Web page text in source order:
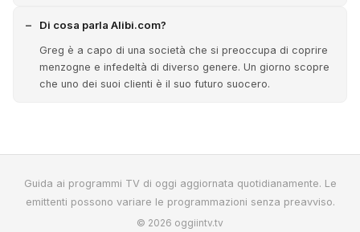
Di cosa parla Alibi.com?
Greg è a capo di una società che si preoccupa di coprire
menzogne e infedeltà di diverso genere. Un giorno scopre
che uno dei suoi clienti è il suo futuro suocero.
Guida ai programmi TV di oggi aggiornata quotidianamente. Le
emittenti possono variare le programmazioni senza preavviso.
© 2026 oggiintv.tv